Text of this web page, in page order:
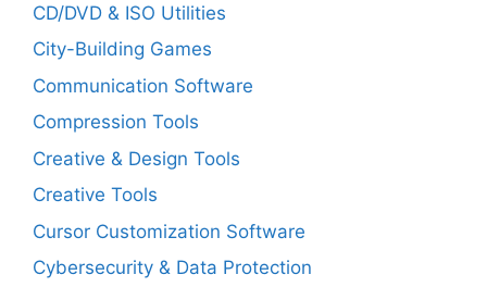
CD/DVD & ISO Utilities
City-Building Games
Communication Software
Compression Tools
Creative & Design Tools
Creative Tools
Cursor Customization Software
Cybersecurity & Data Protection